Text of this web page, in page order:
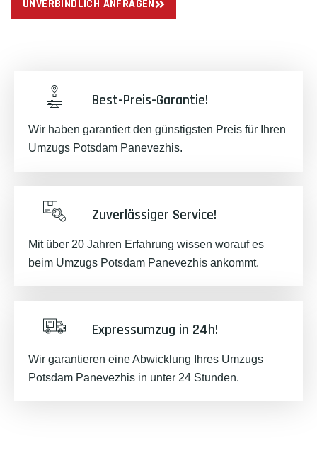
UNVERBINDLICH ANFRAGEN
Best-Preis-Garantie!
Wir haben garantiert den günstigsten Preis für Ihren
Umzugs Potsdam Panevezhis.
Zuverlässiger Service!
Mit über 20 Jahren Erfahrung wissen worauf es
beim Umzugs Potsdam Panevezhis ankommt.
Expressumzug in 24h!
Wir garantieren eine Abwicklung Ihres Umzugs
Potsdam Panevezhis in unter 24 Stunden.